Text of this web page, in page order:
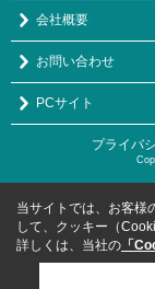
会社概要
お問い合わせ
PCサイト
プライバ
当サイトでは、お客様
して、クッキー（
詳しくは、当社の 「